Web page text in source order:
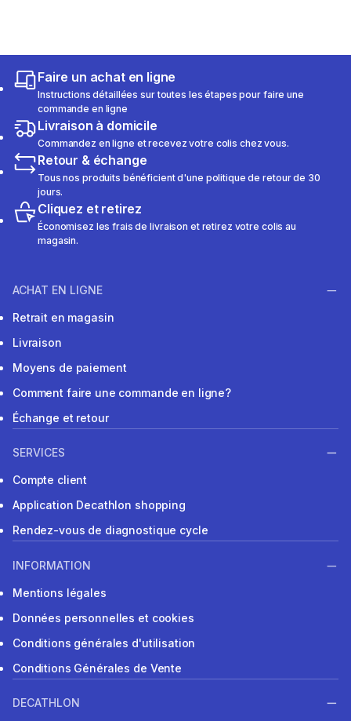
Faire un achat en ligne
Instructions détaillées sur toutes les étapes pour faire une
commande en ligne
Livraison à domicile
Commandez en ligne et recevez votre colis chez vous.
Retour & échange
Tous nos produits bénéficient d'une politique de retour de 30
jours.
Cliquez et retirez
Économisez les frais de livraison et retirez votre colis au
magasin.
ACHAT EN LIGNE
Retrait en magasin
Livraison
Moyens de paiement
Comment faire une commande en ligne?
Échange et retour
SERVICES
Compte client
Application Decathlon shopping
Rendez-vous de diagnostique cycle
INFORMATION
Mentions légales
Données personnelles et cookies
Conditions générales d'utilisation
Conditions Générales de Vente
DECATHLON